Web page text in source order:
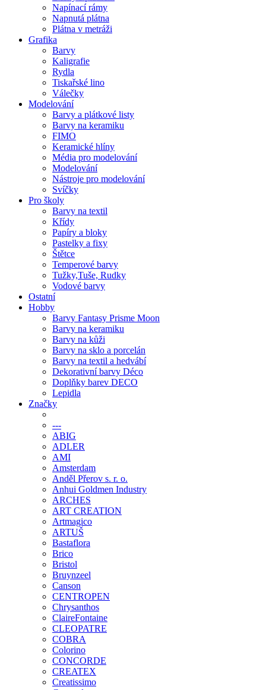
Napínací rámy
Napnutá plátna
Plátna v metráži
Grafika
Barvy
Kaligrafie
Rydla
Tiskařské lino
Válečky
Modelování
Barvy a plátkové listy
Barvy na keramiku
FIMO
Keramické hlíny
Média pro modelování
Modelování
Nástroje pro modelování
Svíčky
Pro školy
Barvy na textil
Křídy
Papíry a bloky
Pastelky a fixy
Štětce
Temperové barvy
Tužky,Tuše, Rudky
Vodové barvy
Ostatní
Hobby
Barvy Fantasy Prisme Moon
Barvy na keramiku
Barvy na kůži
Barvy na sklo a porcelán
Barvy na textil a hedvábí
Dekorativní barvy Déco
Doplňky barev DECO
Lepidla
Značky
---
ABIG
ADLER
AMI
Amsterdam
Anděl Přerov s. r. o.
Anhui Goldmen Industry
ARCHES
ART CREATION
Artmagico
ARTUŠ
Bastaflora
Brico
Bristol
Bruynzeel
Canson
CENTROPEN
Chrysanthos
ClaireFontaine
CLEOPATRE
COBRA
Colorino
CONCORDE
CREATEX
Creatissimo